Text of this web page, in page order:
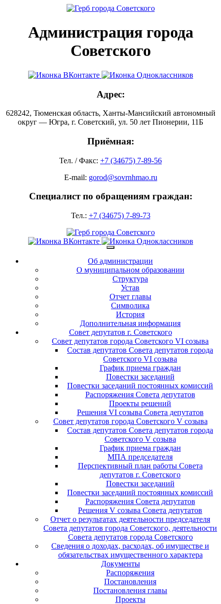
Администрация города
Советского
Адрес:
628242, Тюменская область, Ханты-Мансийский автономный
округ — Югра, г. Советский, ул. 50 лет Пионерии, 11Б
Приёмная:
Тел. / Факс: +7 (34675) 7-89-56
E-mail: gorod@sovrnhmao.ru
Специалист по обращениям граждан:
Тел.: +7 (34675) 7-89-73
Об администрации
О муниципальном образовании
Структура
Устав
Отчет главы
Символика
История
Дополнительная информация
Совет депутатов г. Советского
Совет депутатов города Советского VI созыва
Состав депутатов Совета депутатов города
Советского VI созыва
График приема граждан
Повестки заседаний
Повестки заседаний постоянных комиссий
Распоряжения Совета депутатов
Проекты решений
Решения VI созыва Совета депутатов
Совет депутатов города Советского V созыва
Состав депутатов Совета депутатов города
Советского V созыва
График приема граждан
МПА председателя
Перспективный план работы Совета
депутатов г. Советского
Повестки заседаний
Повестки заседаний постоянных комиссий
Распоряжения Совета депутатов
Решения V созыва Совета депутатов
Отчет о результатах деятельности председателя
Совета депутатов города Советского, деятельности
Совета депутатов города Советского
Сведения о доходах, расходах, об имуществе и
обязательствах имущественного характера
Документы
Распоряжения
Постановления
Постановления главы
Проекты